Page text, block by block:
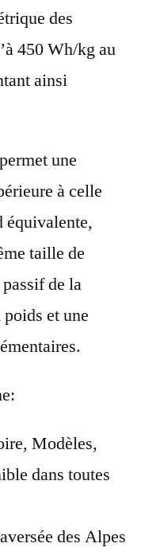
des
450 Wh/kg au
ainsi
une
à celle
équivalente,
taille de
de la
et une
Modèles,
dans toutes
des Alpes